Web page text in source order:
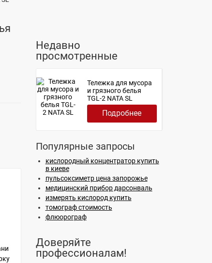
Недавно
просмотренные
Тележка для мусора
и грязного белья
ТGL-2 NATA SL
Подробнее
Популярные запросы
кислородный концентратор купить
в киеве
пульсоксиметр цена запорожье
медицинский прибор дарсонваль
измерять кислород купить
томограф стоимость
флюорограф
Доверяйте
профессионалам!